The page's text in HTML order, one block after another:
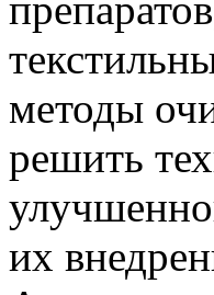
методы
решить
их